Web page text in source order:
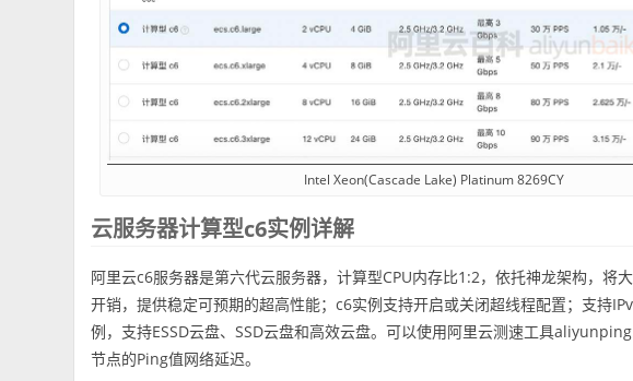
Intel Xeon(Cascade Lake) Platinum 8269CY
云服务器计算型c6实例详解
阿里云c6服务器是第六代云服务器，计算型CPU内存比1:2，依托神龙架构，将
开销，提供稳定可预期的超高性能；c6实例支持开启或关闭超线程配置；支持
例，支持ESSD云盘、SSD云盘和高效云盘。可以使用阿里云测速工具
节点的Ping值网络延迟。